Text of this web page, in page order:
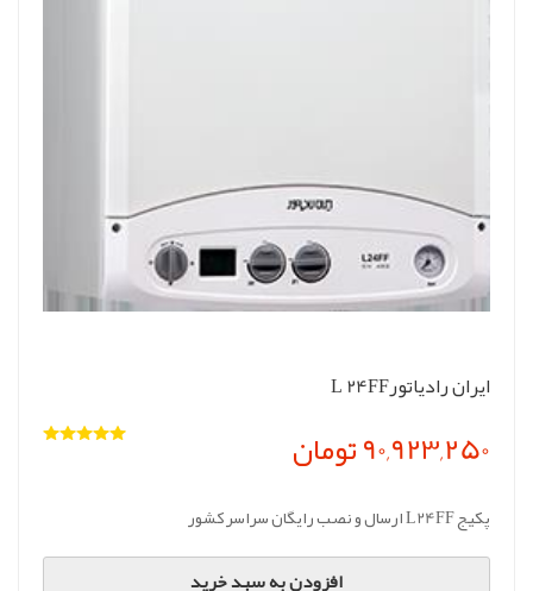
ایران رادیاتورL 24FF
90,923,250 تومان
پکیج L24FF ارسال و نصب رایگان سراسر کشور
افزودن به سبد خرید